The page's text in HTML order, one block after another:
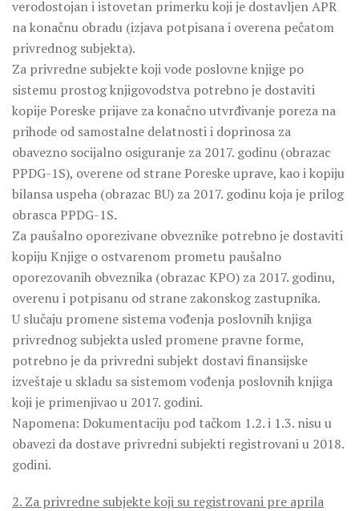
verodostojan i istovetan primerku koji je dostavljen APR
na konačnu obradu (izjava potpisana i overena pečatom
privrednog subjekta).
Za privredne subjekte koji vode poslovne knjige po
sistemu prostog knjigovodstva potrebno je dostaviti
kopije Poreske prijave za konačno utvrđivanje poreza na
prihode od samostalne delatnosti i doprinosa za
obavezno socijalno osiguranje za 2017. godinu (obrazac
PPDG-1S), overene od strane Poreske uprave, kao i kopiju
bilansa uspeha (obrazac BU) za 2017. godinu koja je prilog
obrasca PPDG-1S.
Za paušalno oporezivane obveznike potrebno je dostaviti
kopiju Knjige o ostvarenom prometu paušalno
oporezovanih obveznika (obrazac KPO) za 2017. godinu,
overenu i potpisanu od strane zakonskog zastupnika.
U slučaju promene sistema vođenja poslovnih knjiga
privrednog subjekta usled promene pravne forme,
potrebno je da privredni subjekt dostavi finansijske
izveštaje u skladu sa sistemom vođenja poslovnih knjiga
koji je primenjivao u 2017. godini.
Napomena: Dokumentaciju pod tačkom 1.2. i 1.3. nisu u
obavezi da dostave privredni subjekti registrovani u 2018.
godini.
2. Za privredne subjekte koji su registrovani pre aprila